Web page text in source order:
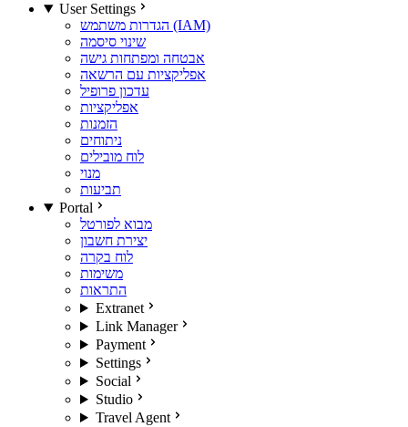
User Settings
הגדרות משתמש (IAM)
שינוי סיסמה
אבטחה ומפתחות גישה
אפליקציות עם הרשאה
עדכון פרופיל
אפליקציות
הזמנות
ניתוחים
לוח מובילים
מנוי
תביעות
Portal
מבוא לפורטל
יצירת חשבון
לוח בקרה
משימות
התראות
Extranet
Link Manager
Payment
Settings
Social
Studio
Travel Agent